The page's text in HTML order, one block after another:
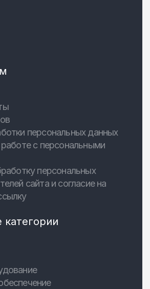
персональных данных
с персональными
персональных
сайта и согласие на